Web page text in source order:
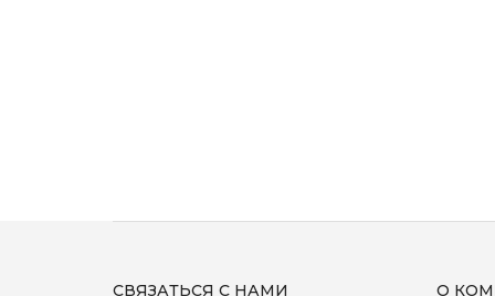
СВЯЗАТЬСЯ С НАМИ
О